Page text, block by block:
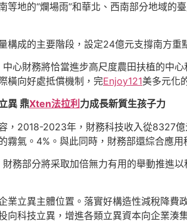
等地的“爛場雨”和華北、西南部分地域的
構成的主要階段，設定24億元支撐南方重
心財務將恰當進步高尺度農田扶植的中
橫向好處抵償機制，完Enjoy121美多元化
異 鼎Xten法拉利 力成長新質生孩子力
，2018-2023年，財務科技收入從8327
霧氣。4%。與此同時，財務部還綜合應
務部分將采取加倍無力有用的舉動推進
業立異主體位置。落實好構造性減稅降費
向科技立異，增進各類立異資本向企業湊